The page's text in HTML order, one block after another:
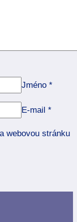
Jméno *
E-mail *
webovou stránku